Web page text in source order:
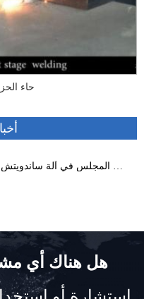
حاء
ما هي مواصفات رغوة ساندويتش المجلس الصوف الصخري ساندويتش المجلس في آلة
هل هناك أي